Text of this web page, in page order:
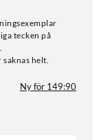
tecken på
helt.
Ny för 149:90